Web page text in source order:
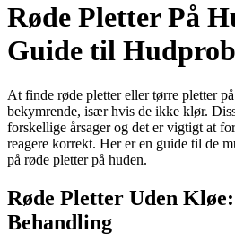
Røde Pletter På
Guide til
At finde røde pletter eller tørre pletter
bekymrende, især hvis de ikke klør.
forskellige årsager og det er vigtigt at
reagere korrekt. Her er en guide til de
på røde pletter på huden.
Røde Pletter Uden
Behandling